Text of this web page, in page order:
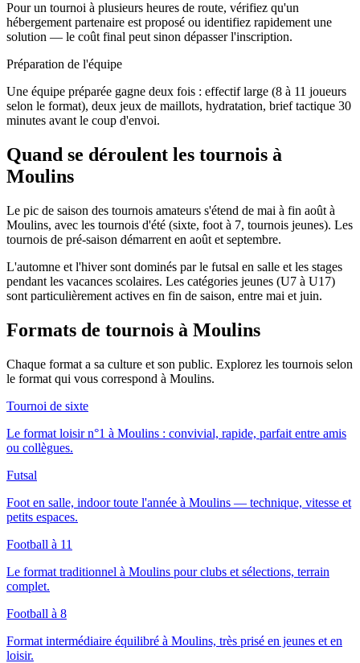
Pour un tournoi à plusieurs heures de route, vérifiez qu'un
hébergement partenaire est proposé ou identifiez rapidement une
solution — le coût final peut sinon dépasser l'inscription.
Préparation de l'équipe
Une équipe préparée gagne deux fois : effectif large (8 à 11 joueurs
selon le format), deux jeux de maillots, hydratation, brief tactique 30
minutes avant le coup d'envoi.
Quand se déroulent les tournois à
Moulins
Le pic de saison des tournois amateurs s'étend de mai à fin août à
Moulins, avec les tournois d'été (sixte, foot à 7, tournois jeunes). Les
tournois de pré-saison démarrent en août et septembre.
L'automne et l'hiver sont dominés par le futsal en salle et les stages
pendant les vacances scolaires. Les catégories jeunes (U7 à U17)
sont particulièrement actives en fin de saison, entre mai et juin.
Formats de tournois à Moulins
Chaque format a sa culture et son public. Explorez les tournois selon
le format qui vous correspond à Moulins.
Tournoi de sixte
Le format loisir n°1 à Moulins : convivial, rapide, parfait entre amis
ou collègues.
Futsal
Foot en salle, indoor toute l'année à Moulins — technique, vitesse et
petits espaces.
Football à 11
Le format traditionnel à Moulins pour clubs et sélections, terrain
complet.
Football à 8
Format intermédiaire équilibré à Moulins, très prisé en jeunes et en
loisir.